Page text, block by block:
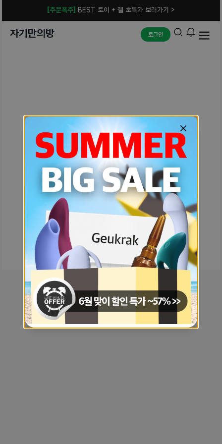
[주문폭주] BEST 토이 + 젤 초특가 보러가기 >
자기만의방 로그인
예상치 못한 에러입니다.